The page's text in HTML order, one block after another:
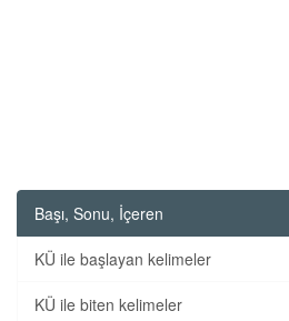
Başı, Sonu, İçeren
KÜ ile başlayan kelimeler
KÜ ile biten kelimeler